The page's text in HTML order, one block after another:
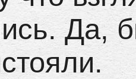
Да,